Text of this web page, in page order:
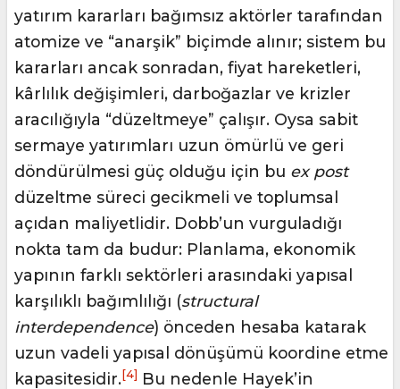
yatırım kararları bağımsız aktörler tarafından
atomize ve “anarşik” biçimde alınır; sistem bu
kararları ancak sonradan, fiyat hareketleri,
kârlılık değişimleri, darboğazlar ve krizler
aracılığıyla “düzeltmeye” çalışır. Oysa sabit
sermaye yatırımları uzun ömürlü ve geri
döndürülmesi güç olduğu için bu ex post
düzeltme süreci gecikmeli ve toplumsal
açıdan maliyetlidir. Dobb’un vurguladığı
nokta tam da budur: Planlama, ekonomik
yapının farklı sektörleri arasındaki yapısal
karşılıklı bağımlılığı (structural
interdependence) önceden hesaba katarak
uzun vadeli yapısal dönüşümü koordine etme
kapasitesidir.[4] Bu nedenle Hayek’in